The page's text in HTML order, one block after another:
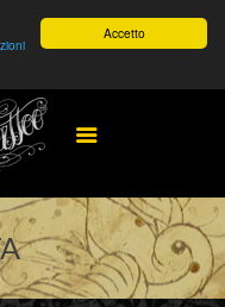
Accetto